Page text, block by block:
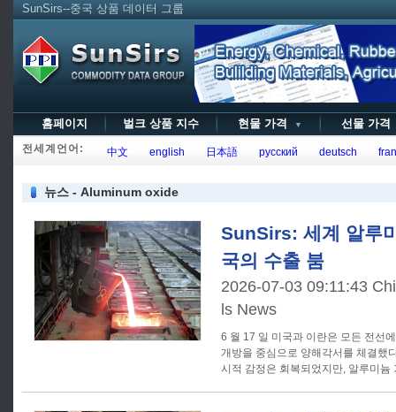
SunSirs--중국 상품 데이터 그룹
홈페이지 벌크 상품 지수 현물 가격 ▼ 선물 가
전세계언어: 中文 english 日本語 русский deutsch
뉴스 - Aluminum oxide
SunSirs: 세계 알루
국의 수출 붐
2026-07-03 09:11:43
ls News
6 월 17 일 미국과 이란은 모든 전선
개방을 중심으로 양해각서를 체결했
시적 감정은 회복되었지만, 알루미늄